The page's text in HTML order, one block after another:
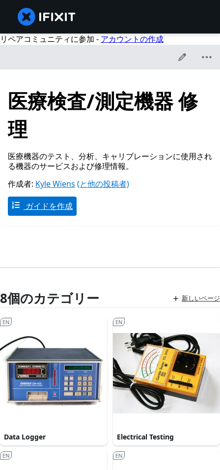
リペアコミュニティに参加 - アカウントの作成
医療検査/測定機器 修
理
医療機器のテスト、分析、キャリブレーションに使用され
る機器のサービスおよび修理情報。
作成者: Kyle Wiens (と他の投稿者)
ガイドを作成
8個のカテゴリー 新しいページ
Data Logger
EN
Electrical Testing
EN
EN EN